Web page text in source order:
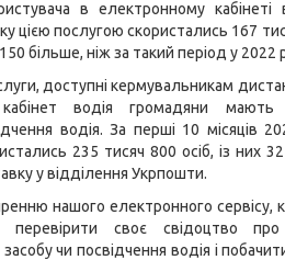
в електронному кабінеті
цією послугою скористались 167
більше, ніж за такий період у 2022
доступні кермувальникам
водія громадяни мають
водія. За перші 10 місяців
235 тисяч 800 осіб, із них
у відділення Укрпошти.
нашого електронного сервісу,
своє свідоцтво про
чи посвідчення водія і